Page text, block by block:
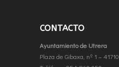
CONTACTO
Ayuntamiento de Utrera
Plaza de Gibaxa, nº 1 – 41710